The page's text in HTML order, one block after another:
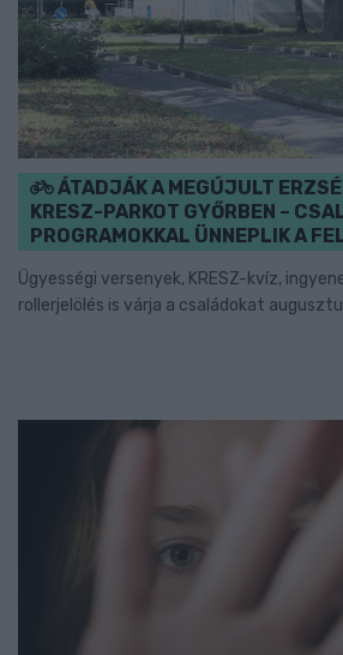
ÁTADJÁK A MEGÚJULT
KRESZ-PARKOT GYŐRBEN –
PROGRAMOKKAL ÜNNEPLIK A
Ügyességi versenyek, KRESZ-kvíz,
rollerjelölés is várja a családokat